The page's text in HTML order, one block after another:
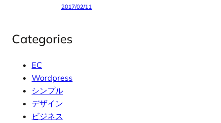
2017/02/11
Categories
EC
Wordpress
シンプル
デザイン
ビジネス